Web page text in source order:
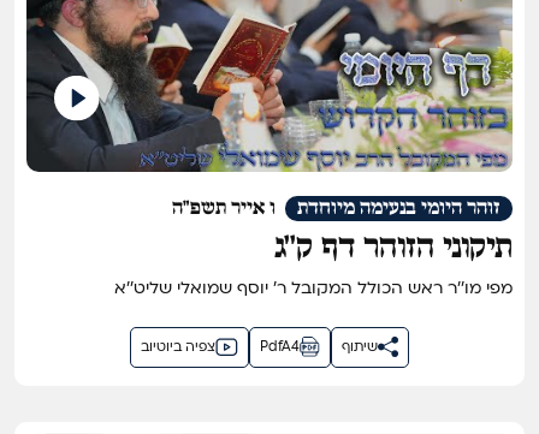
ו אייר תשפ"ה זוהר היומי בנעימה מיוחדת
תיקוני הזוהר דף ק''ג
מפי מו''ר ראש הכולל המקובל ר' יוסף שמואלי שליט''א
צפיה ביוטיוב PdfA4 שיתוף